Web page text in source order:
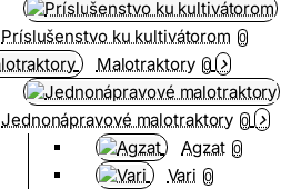
Príslušenstvo ku kultivátorom 0
Malotraktory 0
Jednonápravové malotraktory 0
Agzat 0
Vari 0